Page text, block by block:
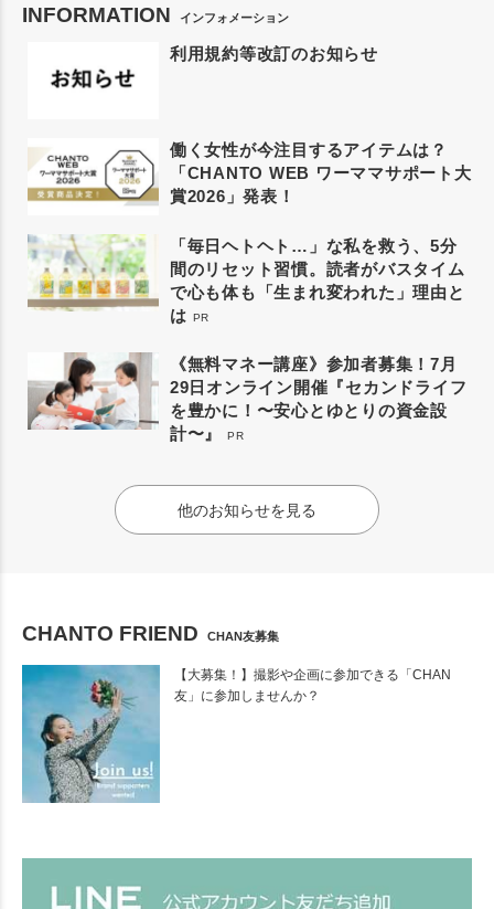
INFORMATION インフォメーション
利用規約等改訂のお知らせ
働く女性が今注目するアイテムは？
「CHANTO WEB ワーママサポート大
賞2026」発表！
「毎日ヘトヘト…」な私を救う、5分
間のリセット習慣。読者がバスタイム
で心も体も「生まれ変われた」理由と
は PR
《無料マネー講座》参加者募集！7月
29日オンライン開催『セカンドライフ
を豊かに！〜安心とゆとりの資金設
計〜』
PR
他のお知らせを見る
CHANTO FRIEND CHAN友募集
【大募集！】撮影や企画に参加できる「CHAN
友」に参加しませんか？